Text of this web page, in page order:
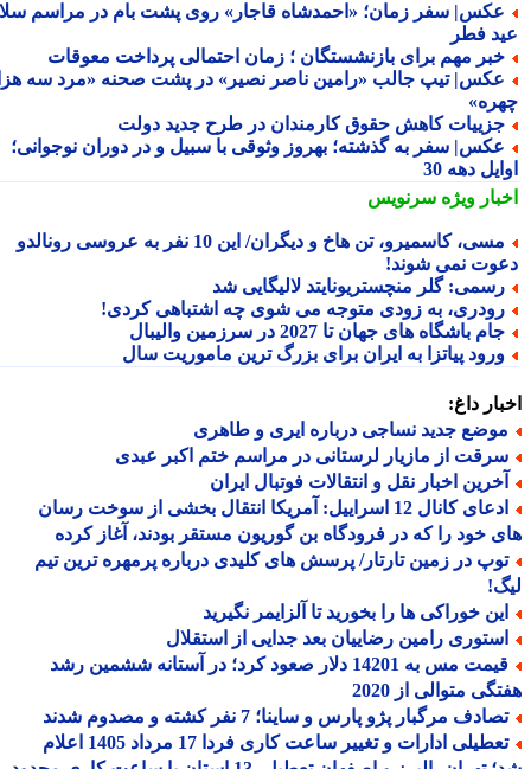
سفر زمان؛ «احمدشاه قاجار» روی پشت بام در مراسم سلام
فطر
مهم برای بازنشستگان ؛ زمان احتمالی پرداخت معوقات
تیپ جالب «رامین ناصر نصیر» در پشت صحنه «مرد سه هزار
کاهش حقوق کارمندان در طرح جدید دولت
سفر به گذشته؛ بهروز وثوقی با سبیل و در دوران نوجوانی؛
دهه 30
ویژهسرنویس
مسی، کاسمیرو، تن هاخ و دیگران/ این 10 نفر به عروسی رونالدو
نمی شوند!
گلر منچستریونایتد لالیگایی شد
به زودی متوجه می شوی چه اشتباهی کردی!
باشگاه های جهان تا 2027 در سرزمین والیبال
پیاتزا به ایران برای بزرگ ترین ماموریت سال
داغ:
جدید نساجی درباره ایری و طاهری
از مازیار لرستانی در مراسم ختم اکبر عبدی
اخبار نقل و انتقالات فوتبال ایران
ادعای کانال 12 اسراییل: آمریکا انتقال بخشی از سوخت رسان
خود را که در فرودگاه بن گوریون مستقر بودند، آغاز کرده
در زمین تارتار/ پرسش های کلیدی درباره پرمهره ترین تیم
خوراکی ها را بخورید تا آلزایمر نگیرید
رامین رضاییان بعد جدایی از استقلال
قیمت مس به 14201 دلار صعود کرد؛ در آستانه ششمین رشد
متوالی از 2020
مرگبار پژو پارس و ساینا؛ 7 نفر کشته و مصدوم شدند
تعطیلی ادارات و تغییر ساعت کاری فردا 17 مرداد 1405 اعلام